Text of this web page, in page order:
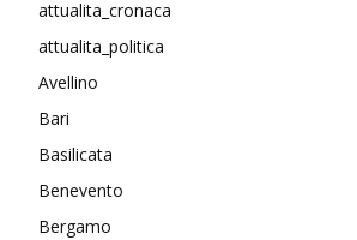
attualita_cronaca
attualita_politica
Avellino
Bari
Basilicata
Benevento
Bergamo